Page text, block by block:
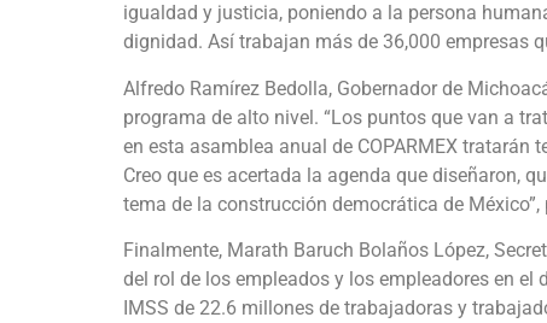
igualdad y justicia, poniendo a la persona
dignidad. Así trabajan más de 36,000 empresas
Alfredo Ramírez Bedolla, Gobernador de
programa de alto nivel. “Los puntos que van a
en esta asamblea anual de COPARMEX
Creo que es acertada la agenda que diseñaron,
tema de la construcción democrática de México”,
Finalmente, Marath Baruch Bolaños López,
del rol de los empleados y los empleadores en el
IMSS de 22.6 millones de trabajadoras y